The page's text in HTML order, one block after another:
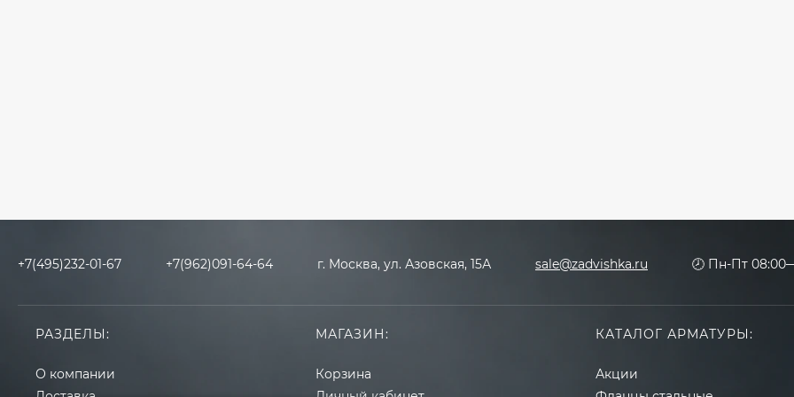
+7(495)232-01-67 +7(962)091-64-64 г. Москва, ул. Азовская, 15А sale@zadvishka.ru 🕗 Пн-Пт
РАЗДЕЛЫ:
О компании
МАГАЗИН:
Корзина
КАТАЛОГ АРМАТУРЫ:
Акции